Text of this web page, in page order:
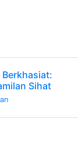
Berkhasiat:
Sihat